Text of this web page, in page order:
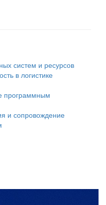
систем и ресурсов
в логистике
программным
и сопровождение